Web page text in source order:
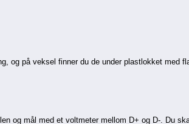
og på veksel finner du de under plastlokket med
og mål med et voltmeter mellom D+ og D-. Du